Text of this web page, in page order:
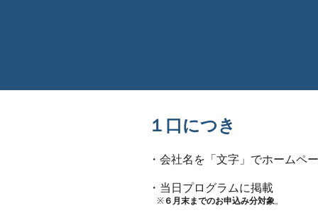
１口につき
・会社名を「文字」でホームペ
・当日プログラムに掲載
※ ６月末までのお申込み分対象。